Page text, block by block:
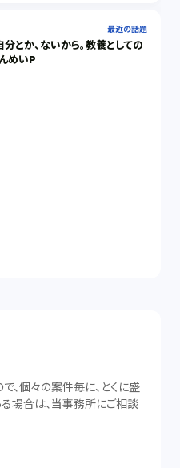
最近の話題
とか、ないから。教養としての
めいP
、個々の案件毎に、とくに盛
場合は、当事務所にご相談